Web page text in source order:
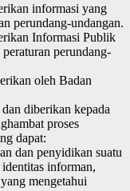
informasi yang
perundang-undangan.
Informasi Publik
perundang-
oleh Badan
diberikan kepada
proses
dapat:
dan penyidikan suatu
informan,
mengetahui